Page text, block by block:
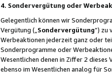
4. Sondervergütung oder
Gelegentlich können wir
Vergütung („ Sondervergütung”) zu
Werbeaktionen jederzeit ganz oder
Sonderprogramme oder
Wesentlichen denen in Ziffer 2
ebenso im Wesentlichen analog für